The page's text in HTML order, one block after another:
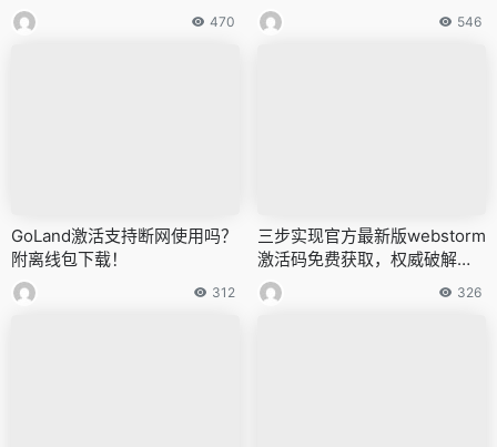
470 546
GoLand激活支持断网使用吗？
附离线包下载！
312
三步实现官方最新版webstorm
激活码免费获取，权威破解教
程
326